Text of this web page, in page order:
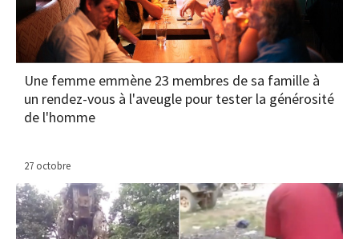
Une femme emmène 23 membres de sa famille à
un rendez-vous à l'aveugle pour tester la générosité
de l'homme
27 octobre